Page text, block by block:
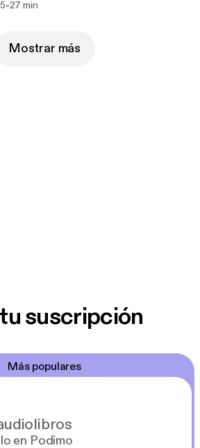
-27 min
Mostrar más
suscripción
Más populares
en Podimo